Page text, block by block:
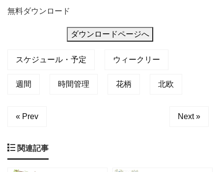
無料ダウンロード
ダウンロードページへ
スケジュール・予定 ウィークリー
週間 時間管理 花柄 北欧
« Prev Next »
関連記事